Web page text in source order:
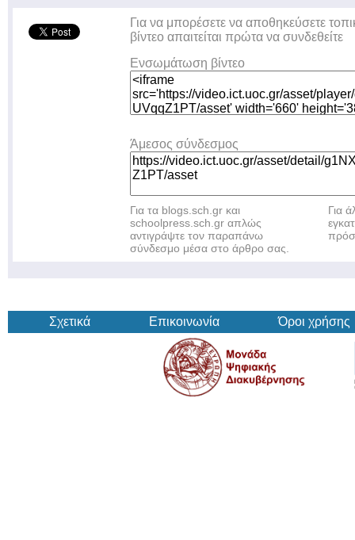
Για να μπορέσετε να αποθηκεύσετε
βίντεο απαιτείται πρώτα να συνδεθείτε
Ενσωμάτωση βίντεο
Άμεσος σύνδεσμος
Για τα blogs.sch.gr και
schoolpress.sch.gr απλώς
αντιγράψτε τον παραπάνω
σύνδεσμο μέσα στο άρθρο σας.
Για
Σχετικά Επικοινωνία Όροι χρήσης